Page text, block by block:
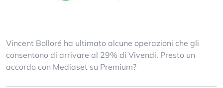
Vincent Bolloré ha ultimato alcune operazioni che gli
consentono di arrivare al 29% di Vivendi. Presto un
accordo con Mediaset su Premium?